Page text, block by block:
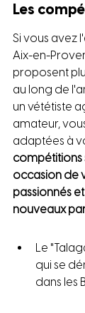
Les
Si vous avez
Aix-en-
proposent
au long de
un vététiste
amateur,
adaptées à
compétitions
occasion de
passionnés
nouveaux
Le
qui se
dans les